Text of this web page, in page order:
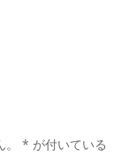
* が付いている